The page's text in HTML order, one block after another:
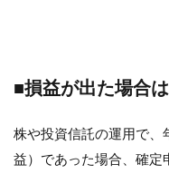
■損益が出た場合
株や投資信託の運用で、
益）であった場合、確定